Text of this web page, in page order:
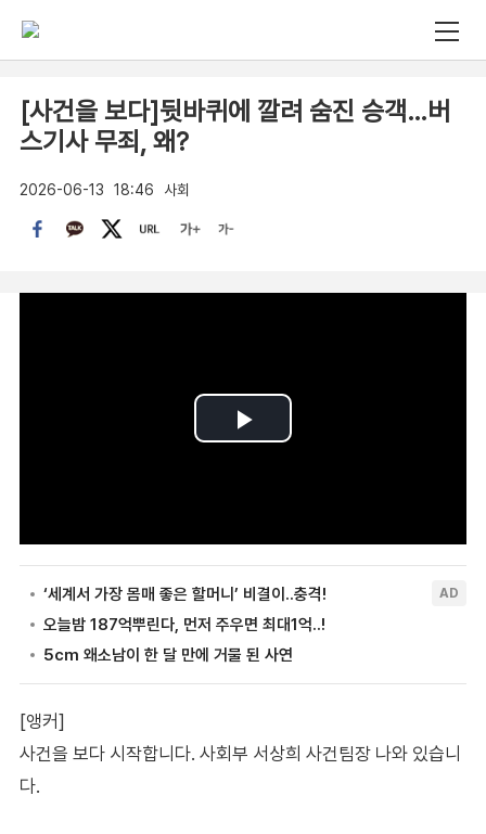
[사건을 보다]뒷바퀴에 깔려 숨진 승객…버
스기사 무죄, 왜?
2026-06-13 18:46 사회
[앵커]
사건을 보다 시작합니다. 사회부 서상희 사건팀장 나와 있습니
다.